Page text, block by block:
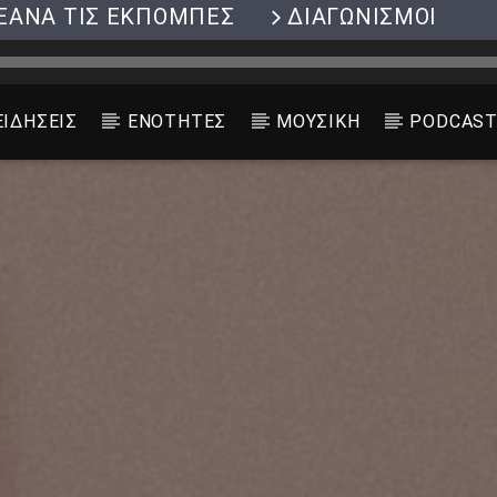
ΤΙΣ ΕΚΠΟΜΠΕΣ ΔΙΑΓΩΝΙΣΜΟΙ
ΕΝΟΤΗΤΕΣ ΜΟΥΣΙΚΗ